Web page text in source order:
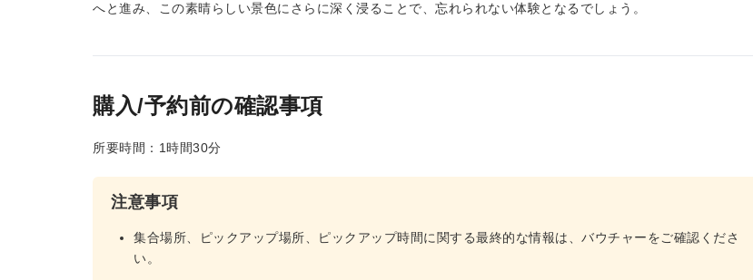
へと進み、この素晴らしい景色にさらに深く浸ることで、忘れられない体験となるでしょう。
購入/予約前の確認事項
所要時間：1時間30分
注意事項
集合場所、ピックアップ場所、ピックアップ時間に関する最終的な情報は、バウチャーをご確認くださ
い。